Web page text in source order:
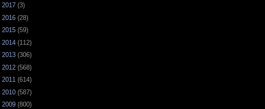
2017 (3)
2016 (28)
2015 (59)
2014 (112)
2013 (306)
2012 (568)
2011 (614)
2010 (587)
2009 (800)